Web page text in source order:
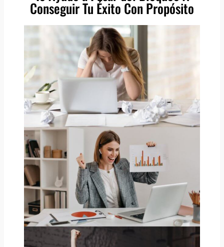
Conseguir Tu Éxito Con Propósito